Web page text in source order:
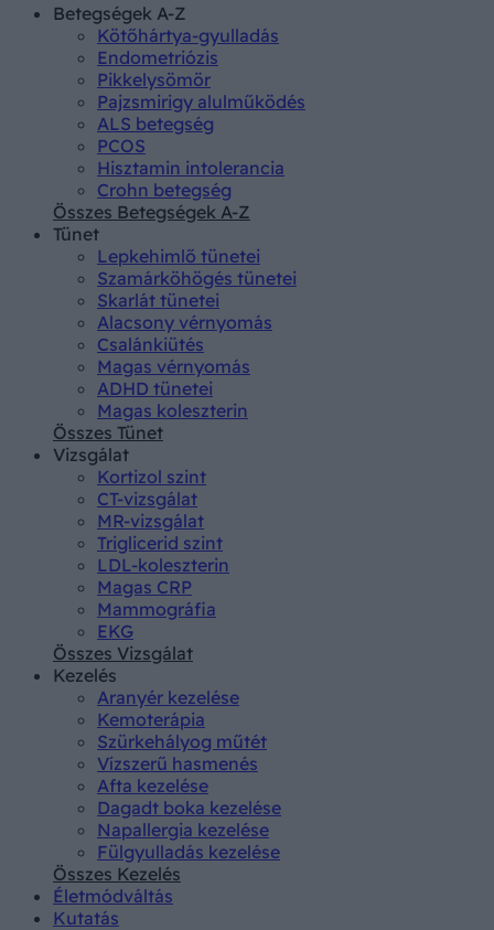
Betegségek A-Z
Kötőhártya-gyulladás
Endometriózis
Pikkelysömör
Pajzsmirigy alulműködés
ALS betegség
PCOS
Hisztamin intolerancia
Crohn betegség
Összes Betegségek A-Z
Tünet
Lepkehimlő tünetei
Szamárköhögés tünetei
Skarlát tünetei
Alacsony vérnyomás
Csalánkiütés
Magas vérnyomás
ADHD tünetei
Magas koleszterin
Összes Tünet
Vizsgálat
Kortizol szint
CT-vizsgálat
MR-vizsgálat
Triglicerid szint
LDL-koleszterin
Magas CRP
Mammográfia
EKG
Összes Vizsgálat
Kezelés
Aranyér kezelése
Kemoterápia
Szürkehályog műtét
Vízszerű hasmenés
Afta kezelése
Dagadt boka kezelése
Napallergia kezelése
Fülgyulladás kezelése
Összes Kezelés
Életmódváltás
Kutatás